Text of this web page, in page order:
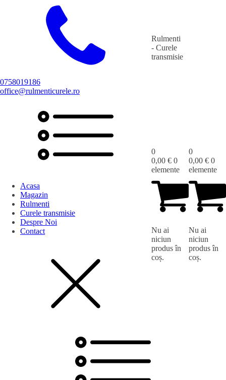
0758019186
office@rulmenticurele.ro
Rulmenti
- Curele
transmisie
Acasa
Magazin
Rulmenti
Curele transmisie
Despre Noi
Contact
0
0,00 € 0
elemente
Nu ai
niciun
produs în
coș.
0
0,00 € 0
elemente
Nu ai
niciun
produs în
coș.